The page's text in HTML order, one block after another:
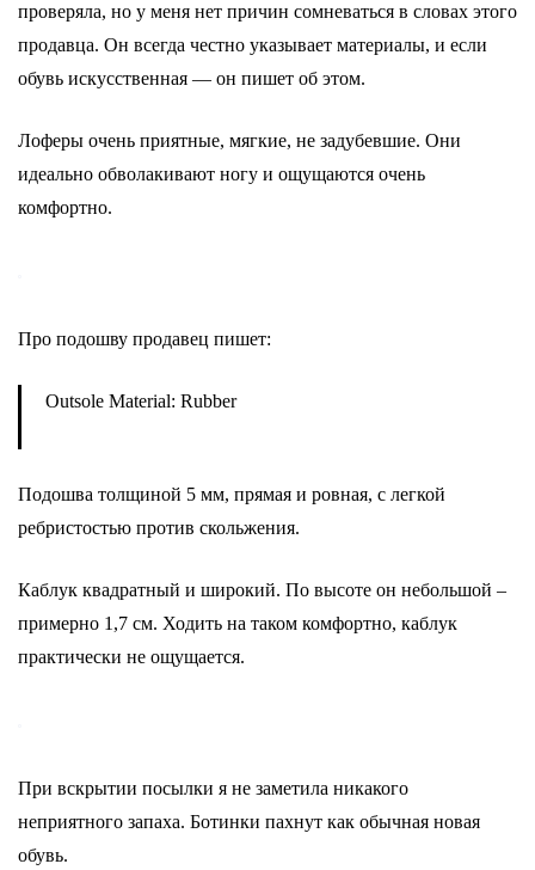
проверяла, но у меня нет причин сомневаться в словах этого
продавца. Он всегда честно указывает материалы, и если
обувь искусственная — он пишет об этом.
Лоферы очень приятные, мягкие, не задубевшие. Они
идеально обволакивают ногу и ощущаются очень
комфортно.
Про подошву продавец пишет:
Outsole Material: Rubber
Подошва толщиной 5 мм, прямая и ровная, с легкой
ребристостью против скольжения.
Каблук квадратный и широкий. По высоте он небольшой –
примерно 1,7 см. Ходить на таком комфортно, каблук
практически не ощущается.
При вскрытии посылки я не заметила никакого
неприятного запаха. Ботинки пахнут как обычная новая
обувь.